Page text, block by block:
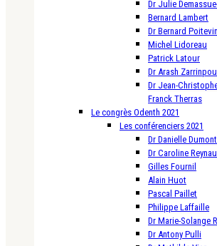
Dr Julie
Bernard Lambert
Dr Bernard Poitevin
Michel Lidoreau
Patrick Latour
Dr Arash
Dr Jean-
Franck Therras
Le congrès Odenth 2021
Les conférenciers 2021
Dr Danielle
Dr Caroline
Gilles Fournil
Alain Huot
Pascal Paillet
Philippe Laffaille
Dr Marie-Solange
Dr Antony Pulli